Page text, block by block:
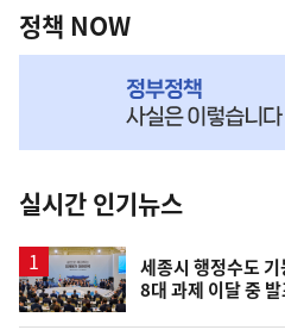
책
NOW,
뉴
스
정책 NOW
실시간 인기뉴스
세종시 행정수도
8대 과제 이달 중